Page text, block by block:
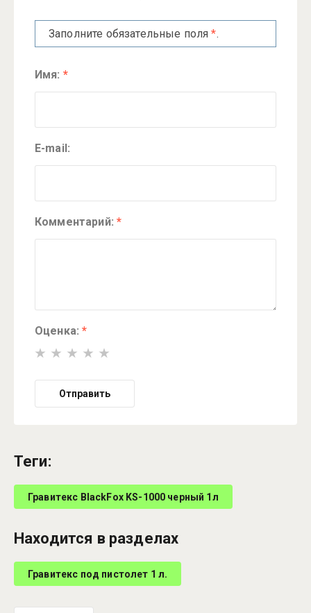
Заполните обязательные поля*.
Имя: *
E-mail:
Комментарий:*
Оценка:*
Отправить
теги:
Гравитекс BlackFox KS-1000 черный 1л
Находится в разделах
Гравитекс под пистолет 1 л.